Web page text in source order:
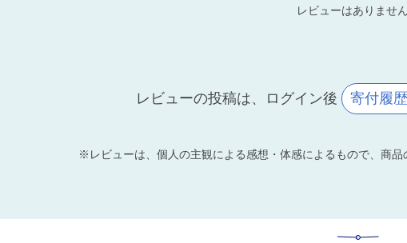
レビューはありません
レビューの投稿は、ログイン後 寄付履歴
※レビューは、個人の主観による感想・体感によるもので、商品